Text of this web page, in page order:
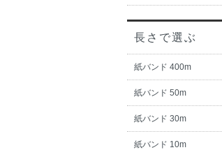
長さで選ぶ
紙バンド 400m
紙バンド 50m
紙バンド 30m
紙バンド 10m